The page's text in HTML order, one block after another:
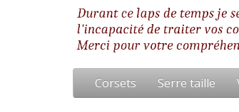
Corsets Serre taille